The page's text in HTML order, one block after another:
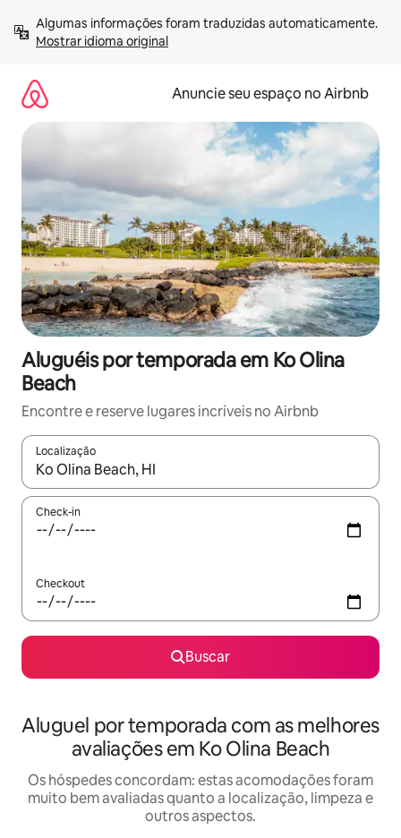
para
Mostrar idioma original
Anuncie seu espaço no Airbnb
Aluguéis por temporada em Ko Olina
Beach
Encontre e reserve lugares incríveis no Airbnb
Localização
Quando os resultados estiverem disponíveis, explore-os
Check-in
Checkout
Buscar
Aluguel por temporada com as melhores
avaliações em Ko Olina Beach
Os hóspedes concordam: estas acomodações foram
muito bem avaliadas quanto a localização, limpeza e
outros aspectos.